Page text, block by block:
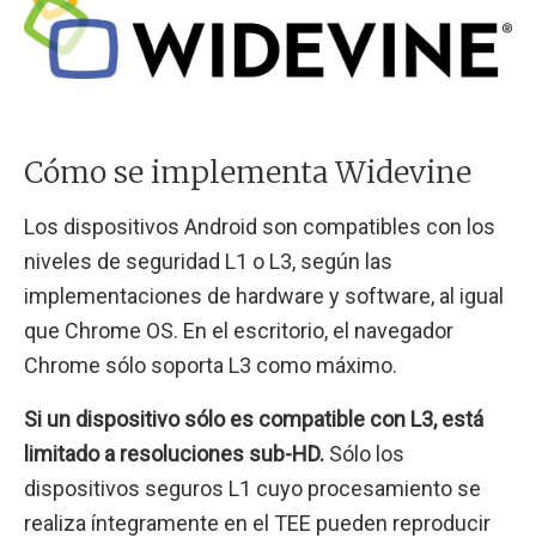
Cómo se implementa Widevine
Los dispositivos Android son compatibles con los
niveles de seguridad L1 o L3, según las
implementaciones de hardware y software, al igual
que Chrome OS. En el escritorio, el navegador
Chrome sólo soporta L3 como máximo.
Si un dispositivo sólo es compatible con L3, está
limitado a resoluciones sub-HD. Sólo los
dispositivos seguros L1 cuyo procesamiento se
realiza íntegramente en el TEE pueden reproducir